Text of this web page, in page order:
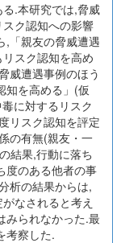
.本研究では,脅威
ク認知への影響
,「親友の脅威遭遇
スク認知を高め
威遭遇事例のほう
知を高める」(仮
に対するリスク
リスク認知を評定
の有無(親友・一
結果,行動に落ち
度のある他者の事
析の結果からは,
なされると考え
みられなかった.最
考察した.